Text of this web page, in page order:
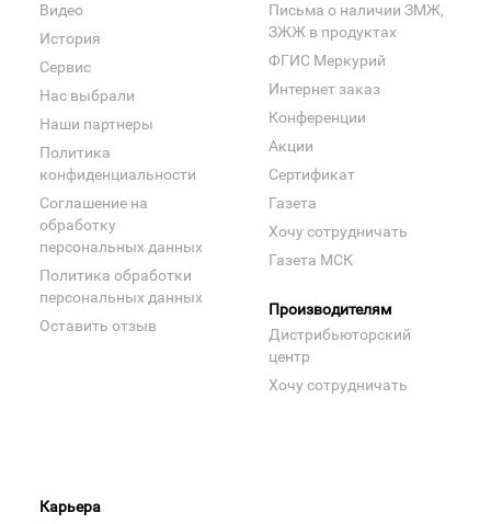
Видео
История
Сервис
Нас выбрали
Наши партнеры
Политика
конфиденциальности
Соглашение на
обработку
персональных данных
Политика обработки
персональных данных
Оставить отзыв
Письма о наличии ЗМЖ,
ЗЖЖ в продуктах
ФГИС Меркурий
Интернет заказ
Конференции
Акции
Сертификат
Газета
Хочу сотрудничать
Газета МСК
Производителям
Дистрибьюторский
центр
Хочу сотрудничать
Карьера